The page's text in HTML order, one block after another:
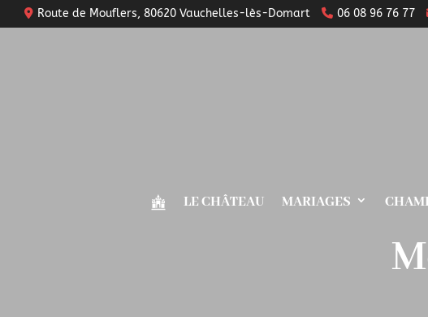
Route de Mouflers, 80620 Vauchelles-lès-Domart 06 08 96 76 77
LE CHÂTEAU MARIAGES